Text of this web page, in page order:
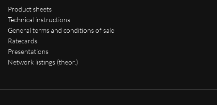
Product sheets
Technical instructions
General terms and conditions of sale
Ratecards
Presentations
Network listings (theor.)